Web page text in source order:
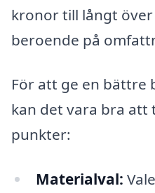
kronor till långt
beroende på
För att ge en bättre
kan det vara bra att
punkter:
Materialval: